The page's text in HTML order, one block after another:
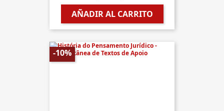
AÑADIR AL CARRITO
-10%